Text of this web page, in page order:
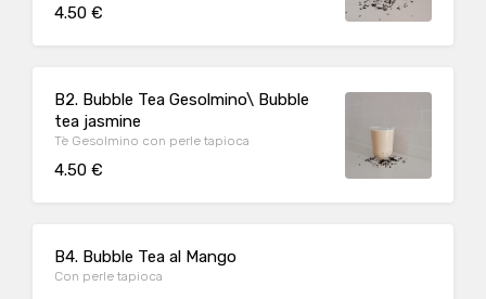
4.50 €
B2. Bubble Tea Gesolmino\ Bubble
tea jasmine
Tè Gesolmino con perle tapioca
4.50 €
B4. Bubble Tea al Mango
Con perle tapioca